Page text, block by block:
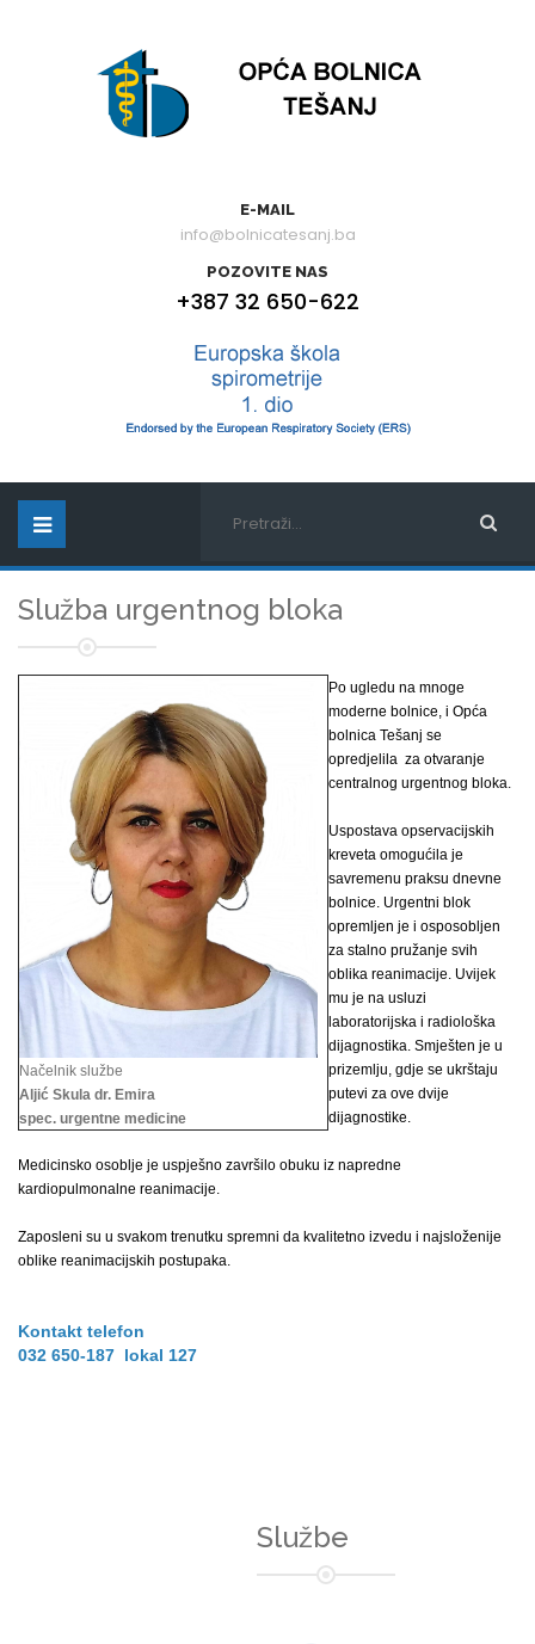
E-MAIL
info@bolnicatesanj.ba
POZOVITE NAS
+387 32 650-622
Služba urgentnog bloka
Načelnik službe
Aljić Skula dr. Emira
spec. urgentne medicine
Po ugledu na mnoge
moderne bolnice, i Opća
bolnica Tešanj se
opredjelila za otvaranje
centralnog urgentnog bloka.
Uspostava opservacijskih
kreveta omogućila je
savremenu praksu dnevne
bolnice. Urgentni blok
opremljen je i osposobljen
za stalno pružanje svih
oblika reanimacije. Uvijek
mu je na usluzi
laboratorijska i radiološka
dijagnostika. Smješten je u
prizemlju, gdje se ukrštaju
putevi za ove dvije
dijagnostike.
Medicinsko osoblje je uspješno završilo obuku iz napredne
kardiopulmonalne reanimacije.
Zaposleni su u svakom trenutku spremni da kvalitetno izvedu i najsloženije
oblike reanimacijskih postupaka.
Kontakt telefon
032 650-187 lokal 127
Službe